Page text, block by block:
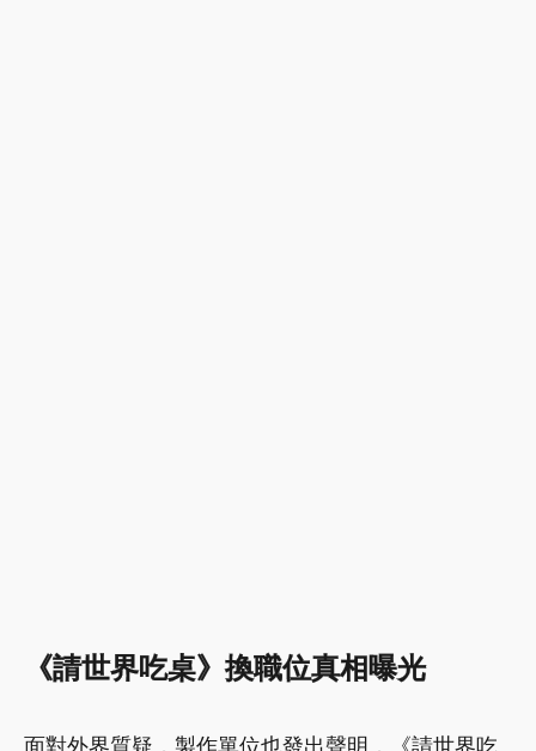
《請世界吃桌》換職位真相曝光